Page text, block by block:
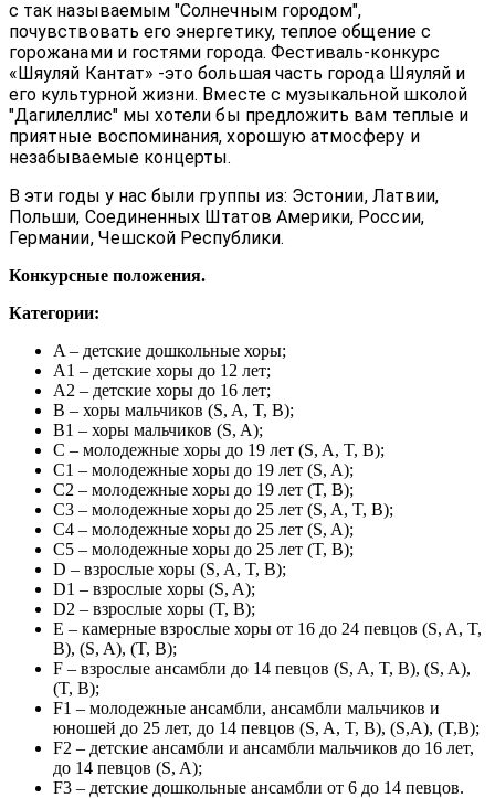
c так называемым "Солнечным городом",
почувствовать его энергетику, теплое общение с
горожанами и гостями города. Фестиваль-конкурс
«Шяуляй Кантат» -это большая часть города Шяуляй и
его культурной жизни. Вместе с музыкальной школой
"Дагилеллис" мы хотели бы предложить вам теплые и
приятные воспоминания, хорошую атмосферу и
незабываемые концерты.
В эти годы у нас были группы из: Эстонии, Латвии,
Польши, Соединенных Штатов Америки, России,
Германии, Чешской Республики.
Конкурсные положения.
Категории:
A – детские дошкольные хоры;
A1 – детские хоры до 12 лет;
A2 – детские хоры до 16 лет;
B – хоры мальчиков (S, A, T, B);
B1 – хоры мальчиков (S, A);
C – молодежные хоры до 19 лет (S, A, T, B);
C1 – молодежные хоры до 19 лет (S, A);
C2 – молодежные хоры до 19 лет (T, B);
C3 – молодежные хоры до 25 лет (S, A, T, B);
C4 – молодежные хоры до 25 лет (S, A);
C5 – молодежные хоры до 25 лет (T, B);
D – взрослые хоры (S, A, T, B);
D1 – взрослые хоры (S, A);
D2 – взрослые хоры (T, B);
E – камерные взрослые хоры от 16 до 24 певцов (S, A, T,
B), (S, A), (T, B);
F – взрослые ансамбли до 14 певцов (S, A, T, B), (S, A),
(T, B);
F1 – молодежные ансамбли, ансамбли мальчиков и
юношей до 25 лет, до 14 певцов (S, A, T, B), (S,A), (T,B);
F2 – детские ансамбли и ансамбли мальчиков до 16 лет,
до 14 певцов (S, A);
F3 – детские дошкольные ансамбли от 6 до 14 певцов.